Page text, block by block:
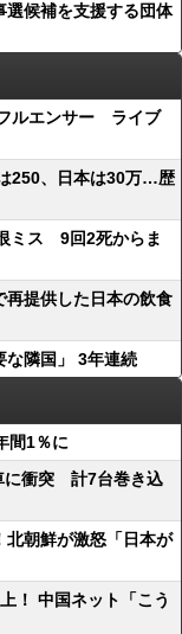
選候補を支援する団体
ルエンサー ライブ
250、日本は30万…歴
ミス 9回2死からま
再提供した日本の飲食
な隣国」 3年連続
間1％に
に衝突 計7台巻き込
北朝鮮が激怒「日本が
！ 中国ネット「こう